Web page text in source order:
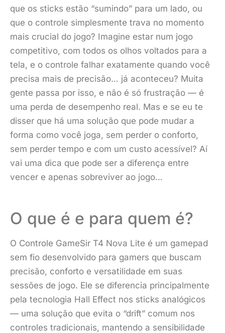
que os sticks estão “sumindo” para um lado, ou
que o controle simplesmente trava no momento
mais crucial do jogo? Imagine estar num jogo
competitivo, com todos os olhos voltados para a
tela, e o controle falhar exatamente quando você
precisa mais de precisão… já aconteceu? Muita
gente passa por isso, e não é só frustração — é
uma perda de desempenho real. Mas e se eu te
disser que há uma solução que pode mudar a
forma como você joga, sem perder o conforto,
sem perder tempo e com um custo acessível? Aí
vai uma dica que pode ser a diferença entre
vencer e apenas sobreviver ao jogo…
O que é e para quem é?
O Controle GameSir T4 Nova Lite é um gamepad
sem fio desenvolvido para gamers que buscam
precisão, conforto e versatilidade em suas
sessões de jogo. Ele se diferencia principalmente
pela tecnologia Hall Effect nos sticks analógicos
— uma solução que evita o “drift” comum nos
controles tradicionais, mantendo a sensibilidade